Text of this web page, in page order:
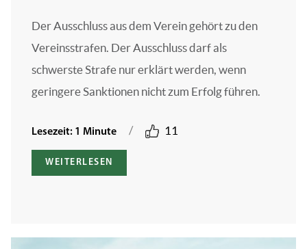
Der Ausschluss aus dem Verein gehört zu den
Vereinsstrafen. Der Ausschluss darf als
schwerste Strafe nur erklärt werden, wenn
geringere Sanktionen nicht zum Erfolg führen.
Lesezeit: 1 Minute / 11
WEITERLESEN